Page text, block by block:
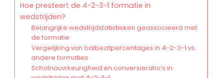
Hoe presteert de 4-2-3-1 formatie in
wedstrijden?
Belangrijke wedstrijdstatistieken geassocieerd met
de formatie
Vergelijking van balbezitpercentages in 4-2-3-1 vs.
andere formaties
Schotnauwkeurigheid en conversieratio’s in